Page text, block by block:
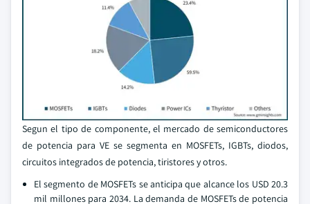
Segun el tipo de componente, el mercado de semiconductores
de potencia para VE se segmenta en MOSFETs, IGBTs, diodos,
circuitos integrados de potencia, tiristores y otros.
El segmento de MOSFETs se anticipa que alcance los USD 20.3
mil millones para 2034. La demanda de MOSFETs de potencia